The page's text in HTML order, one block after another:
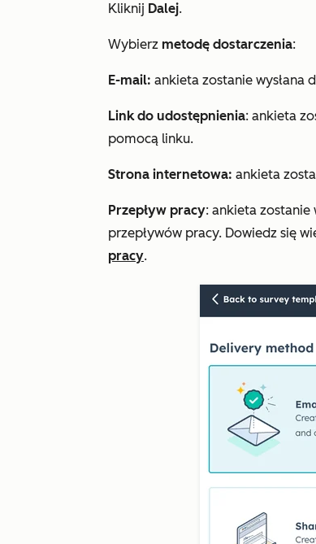
Kliknij Dalej.
Wybierz metodę dostarczenia:
E-mail: ankieta zostanie wysłana
Link do udostępnienia: ankieta
pomocą linku.
Strona internetowa: ankieta
Przepływ pracy: ankieta zostanie
przepływów pracy. Dowiedz się
pracy.